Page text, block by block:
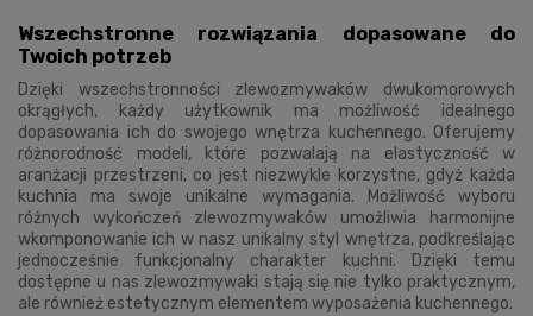
Wszechstronne rozwiązania dopasowane do
Twoich potrzeb
Dzięki wszechstronności zlewozmywaków dwukomorowych
okrągłych, każdy użytkownik ma możliwość idealnego
dopasowania ich do swojego wnętrza kuchennego. Oferujemy
różnorodność modeli, które pozwalają na elastyczność w
aranżacji przestrzeni, co jest niezwykle korzystne, gdyż każda
kuchnia ma swoje unikalne wymagania. Możliwość wyboru
różnych wykończeń zlewozmywaków umożliwia harmonijne
wkomponowanie ich w nasz unikalny styl wnętrza, podkreślając
jednocześnie funkcjonalny charakter kuchni. Dzięki temu
dostępne u nas zlewozmywaki stają się nie tylko praktycznym,
ale również estetycznym elementem wyposażenia kuchennego.